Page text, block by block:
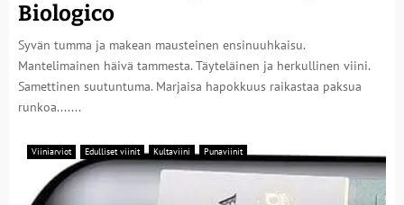
Biologico
Syvän tumma ja makean mausteinen ensinuuhkaisu.
Mantelimainen häivä tammesta. Täyteläinen ja herkullinen viini.
Samettinen suutuntuma. Marjaisa hapokkuus raikastaa paksua
runkoa.......
Viiniarviot Edulliset viinit Kultaviini Punaviinit